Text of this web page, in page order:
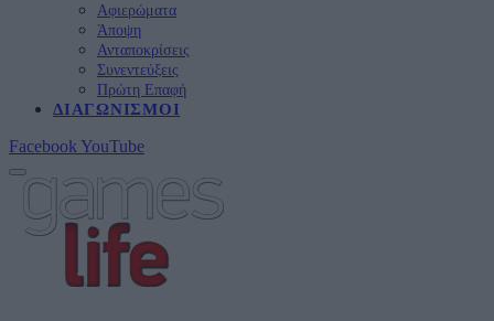
Αφιερώματα
Άποψη
Ανταποκρίσεις
Συνεντεύξεις
Πρώτη Επαφή
ΔΙΑΓΩΝΙΣΜΟΊ
Facebook YouTube